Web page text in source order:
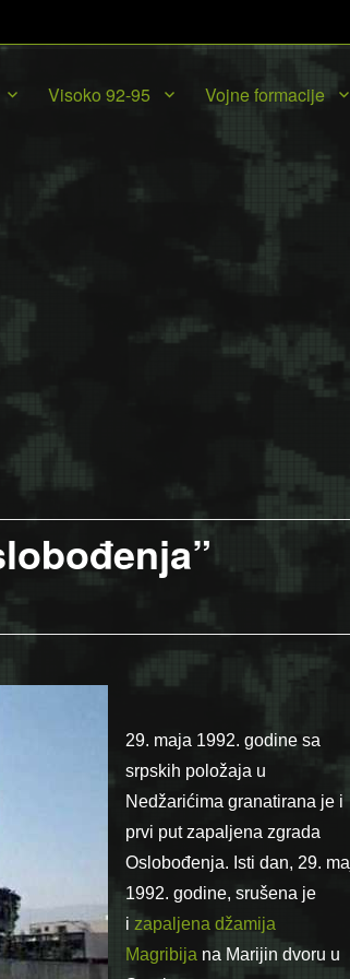
Visoko 92-95 Vojne formacije
29. maja 1992. godine sa
srpskih položaja u
Nedžarićima granatirana je i
prvi put zapaljena zgrada
Oslobođenja. Isti dan, 29.
1992. godine, srušena je
i zapaljena džamija
Magribija na Marijin dvoru u